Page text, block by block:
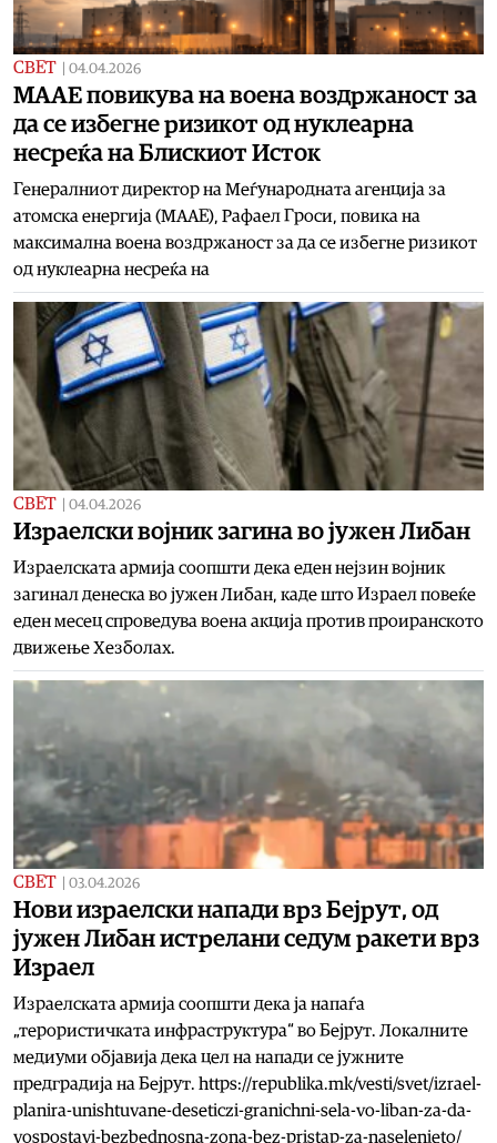
СВЕТ 04.04.2026
МААЕ повикува на воена воздржаност за
да се избегне ризикот од нуклеарна
несреќа на Блискиот Исток
Генералниот директор на Меѓународната агенција за
атомска енергија (МААЕ), Рафаел Гроси, повика на
максимална воена воздржаност за да се избегне ризикот
од нуклеарна несреќа на
СВЕТ 04.04.2026
Израелски војник загина во јужен Либан
Израелската армија соопшти дека еден нејзин војник
загинал денеска во јужен Либан, каде што Израел повеќе
еден месец спроведува воена акција против проиранското
движење Хезболах.
СВЕТ 03.04.2026
Нови израелски напади врз Бејрут, од
јужен Либан истрелани седум ракети врз
Израел
Израелската армија соопшти дека ја напаѓа
„терористичката инфраструктура“ во Бејрут. Локалните
медиуми објавија дека цел на напади се јужните
предградија на Бејрут. https://republika.mk/vesti/svet/izrael-
planira-unishtuvane-deseticzi-granichni-sela-vo-liban-za-da-
vospostavi-bezbednosna-zona-bez-pristap-za-naselenieto/